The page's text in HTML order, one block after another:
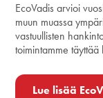
EcoVadis arvioi
muun muassa
vastuullisten
toimintamme täyttää
Lue lisää